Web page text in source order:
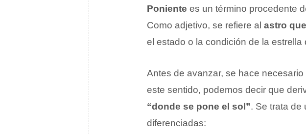
Poniente es un término procedente
Como adjetivo, se refiere al astro
el estado o la condición de la estrella
Antes de avanzar, se hace
este sentido, podemos decir que
“donde se pone el sol”. Se trata de
diferenciadas: